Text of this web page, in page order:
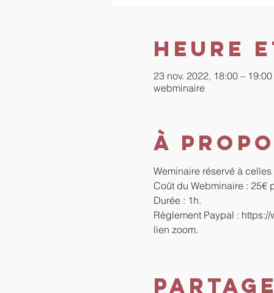
Heure
23 nov. 2022, 18:00 – 19:00
webminaire
À
Weminaire réservé à
Coût du Webminaire : 25€
Durée : 1h.
Règlement Paypal :
lien zoom.